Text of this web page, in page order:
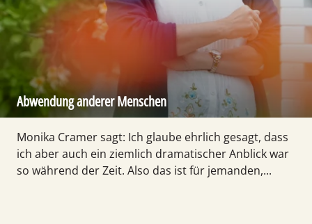
Abwendung anderer Menschen
Monika Cramer sagt: Ich glaube ehrlich gesagt, dass
ich aber auch ein ziemlich dramatischer Anblick war
so während der Zeit. Also das ist für jemanden,...